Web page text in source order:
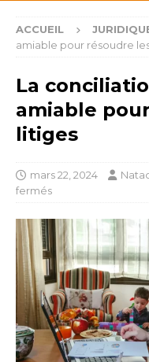
ACCUEIL
amiable pour résoudre
La
amiable
litiges
mars 22, 2024
fermés